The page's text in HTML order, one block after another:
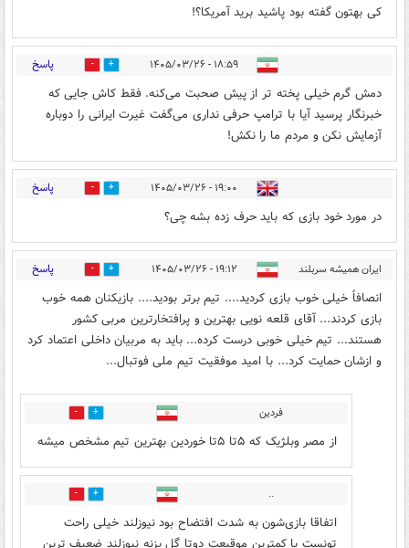
کی بهتون گفته بود پاشید برید آمریکا؟!
۱۸:۵۹ - ۱۴۰۵/۰۳/۲۶ 6 پاسخ
دمش گرم خیلی پخته تر از پیش صحبت می‌کنه. فقط کاش جایی که
خبرنگار پرسید آیا با ترامپ حرفی نداری می‌گفت غیرت ایرانی را دوباره
آزمایش نکن و مردم ما را نکش!
۱۹:۰۰ - ۱۴۰۵/۰۳/۲۶ 3 پاسخ
در مورد خود بازی که باید حرف زده بشه چی؟
ایران همیشه سربلند ۱۹:۱۲ - ۱۴۰۵/۰۳/۲۶ 3 پاسخ
انصافاً خیلی خوب بازی کردید.... تیم برتر بودید.... بازیکنان همه خوب
بازی کردند... آقای قلعه نویی بهترین و پرافتخارترین مربی کشور
هستند... تیم خیلی خوبی درست کرده... باید به مربیان داخلی اعتماد کرد
و ازشان حمایت کرد... با امید موفقیت تیم ملی فوتبال...
فردین 0
از مصر وبلژیک که ۵تا ۵تا خوردین بهترین تیم مشخص میشه
..
1
اتفاقا بازی‌شون به شدت افتضاح بود نیوزلند خیلی راحت